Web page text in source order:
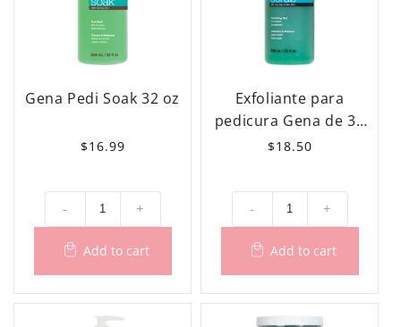
Gena Pedi Soak 32 oz
Precio
$16.99
- +
Exfoliante para
pedicura Gena de 32
oz
Precio
$18.50
- +